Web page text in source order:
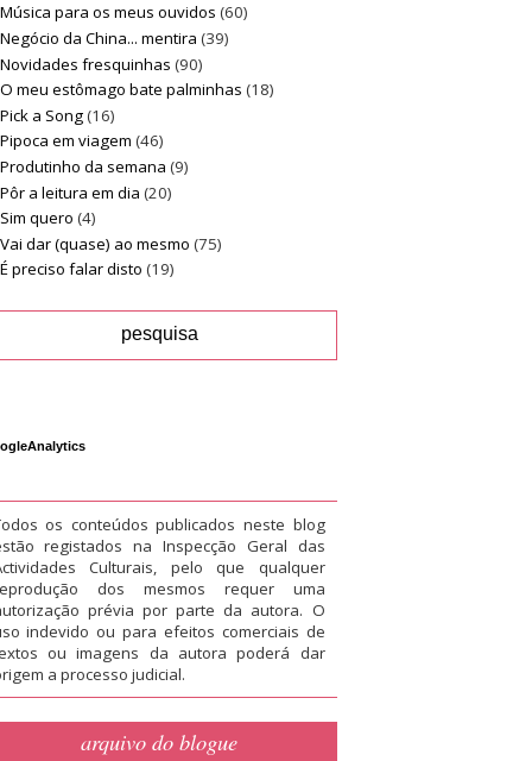
Música para os meus ouvidos (60)
Negócio da China... mentira (39)
Novidades fresquinhas (90)
O meu estômago bate palminhas (18)
Pick a Song(16)
Pipoca em viagem (46)
Produtinho da semana (9)
Pôr a leitura em dia (20)
Sim quero (4)
Vai dar (quase) ao mesmo (75)
É preciso falar disto (19)
os conteúdos publicados neste blog
registados na Inspecção Geral das
Culturais, pelo que qualquer
dos mesmos requer uma
prévia por parte da autora. O
indevido ou para efeitos comerciais de
ou imagens da autora poderá dar
a processo judicial.
arquivo do blogue